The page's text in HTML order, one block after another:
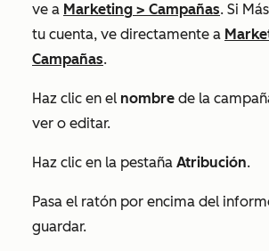
ve a Marketing > Campañas. Si Más
tu cuenta, ve directamente a
Campañas.
Haz clic en el nombre de la
ver o editar.
Haz clic en la pestaña Atribución.
Pasa el ratón por encima del
guardar.